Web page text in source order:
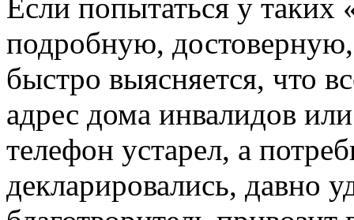
Если попытаться у таких
подробную,
быстро выясняется, что
адрес дома инвалидов
телефон устарел, а
декларировались, давно